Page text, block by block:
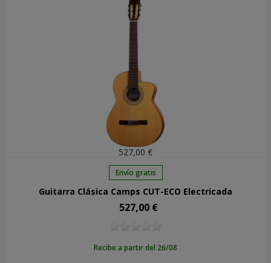
527,00 €
Envío gratis
Guitarra Clásica Camps CUT-ECO Electrificada
Precio
527,00 €
Recibe a partir del 26/08